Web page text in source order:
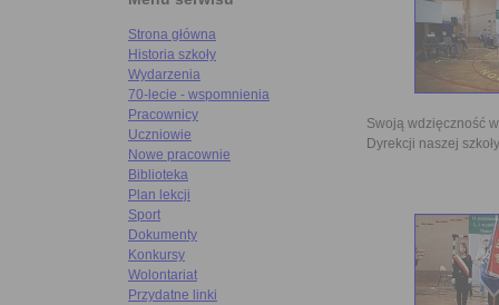
Strona główna
Historia szkoły
Wydarzenia
70-lecie - wspomnienia
Pracownicy
Uczniowie
Nowe pracownie
Biblioteka
Plan lekcji
Sport
Dokumenty
Konkursy
Wolontariat
Przydatne linki
Swoją wdzięczność
Dyrekcji naszej